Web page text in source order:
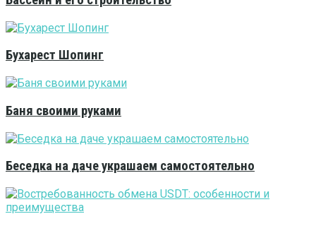
Бухарест Шопинг
Баня своими руками
Беседка на даче украшаем самостоятельно